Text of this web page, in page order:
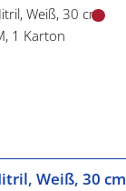
Weiß, 30